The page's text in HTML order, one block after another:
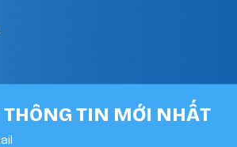
TIN MỚI NHẤT